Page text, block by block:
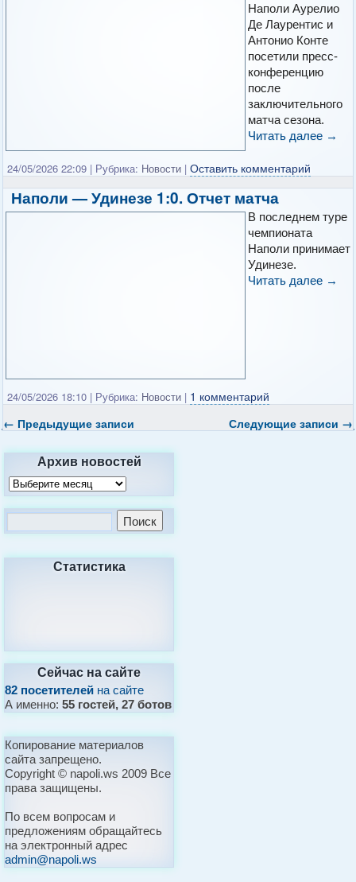
Наполи Аурелио
Де Лаурентис и
Антонио Конте
посетили пресс-
конференцию
после
заключительного
матча сезона.
Читать далее →
24/05/2026 22:09 | Рубрика: Новости | Оставить комментарий
Наполи — Удинезе 1:0. Отчет матча
В последнем туре
чемпионата
Наполи принимает
Удинезе.
Читать далее →
24/05/2026 18:10 | Рубрика: Новости | 1 комментарий
← Предыдущие записи Следующие записи →
Архив новостей
Статистика
Сейчас на сайте
82 посетителей на сайте
А именно:55 гостей, 27 ботов
Копирование материалов
сайта запрещено.
Copyright © napoli.ws 2009 Все
права защищены.
По всем вопросам и
предложениям обращайтесь
на электронный адрес
admin@napoli.ws